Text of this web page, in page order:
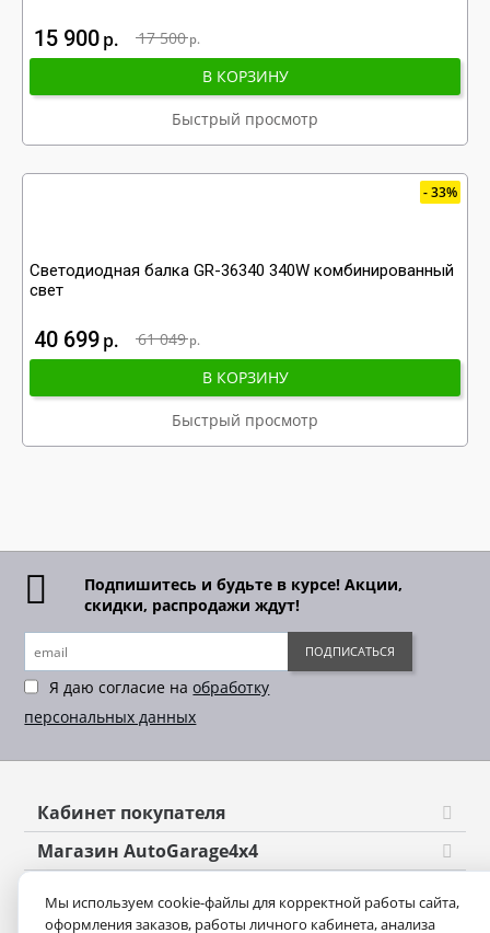
17 500 р
15 900р
В КОРЗИНУ
Быстрый просмотр
33%
Светодиодная балка GR-36340 340W комбинированный
свет
61 049 р
40 699р
В КОРЗИНУ
Быстрый просмотр
Подпишитесь и будьте в курсе! Акции,
скидки, распродажи ждут!
Я даю согласие наобработку
персональных данных
ПОДПИСАТЬСЯ
Кабинет покупателя
Магазин AutoGarage4x4
Контакты
Мы используем cookie-файлы для корректной работы сайта,
оформления заказов, работы личного кабинета, анализа